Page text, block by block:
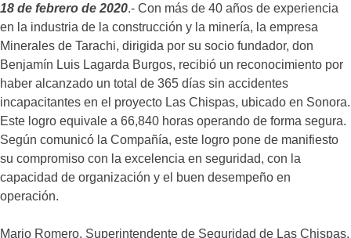
18 de febrero de 2020.- Con más de 40 años de experiencia
en la industria de la construcción y la minería, la empresa
Minerales de Tarachi, dirigida por su socio fundador, don
Benjamín Luis Lagarda Burgos, recibió un reconocimiento por
haber alcanzado un total de 365 días sin accidentes
incapacitantes en el proyecto Las Chispas, ubicado en Sonora.
Este logro equivale a 66,840 horas operando de forma segura.
Según comunicó la Compañía, este logro pone de manifiesto
su compromiso con la excelencia en seguridad, con la
capacidad de organización y el buen desempeño en
operación.
Mario Romero, Superintendente de Seguridad de Las Chispas,